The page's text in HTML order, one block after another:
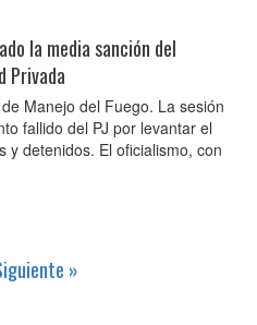
la media sanción del
Privada
Manejo del Fuego. La sesión
fallido del PJ por levantar el
y detenidos. El oficialismo, con
»